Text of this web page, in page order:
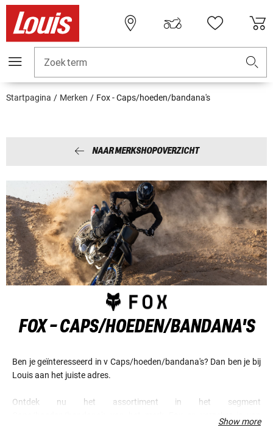
Zoekterm
Startpagina Merken Fox - Caps/hoeden/bandana's
NAAR MERKSHOPOVERZICHT
FOX - CAPS/HOEDEN/BANDANA'S
Ben je geïnteresseerd in v Caps/hoeden/bandana's? Dan ben je bij
Louis aan het juiste adres.
Ontdek nu het assortiment in het segment
Show more